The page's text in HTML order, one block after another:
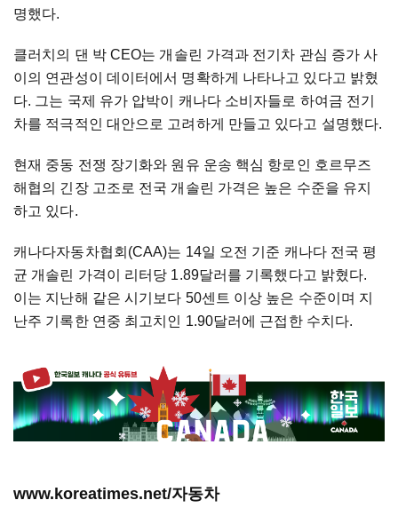
명했다.
클러치의 댄 박 CEO는 개솔린 가격과 전기차 관심 증가 사
이의 연관성이 데이터에서 명확하게 나타나고 있다고 밝혔
다. 그는 국제 유가 압박이 캐나다 소비자들로 하여금 전기
차를 적극적인 대안으로 고려하게 만들고 있다고 설명했다.
현재 중동 전쟁 장기화와 원유 운송 핵심 항로인 호르무즈
해협의 긴장 고조로 전국 개솔린 가격은 높은 수준을 유지
하고 있다.
캐나다자동차협회(CAA)는 14일 오전 기준 캐나다 전국 평
균 개솔린 가격이 리터당 1.89달러를 기록했다고 밝혔다.
이는 지난해 같은 시기보다 50센트 이상 높은 수준이며 지
난주 기록한 연중 최고치인 1.90달러에 근접한 수치다.
www.koreatimes.net/자동차